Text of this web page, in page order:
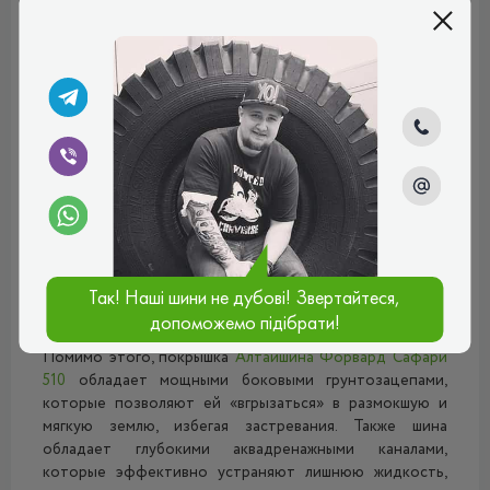
Протекторный рисунок данной модели сложен из
направленных со стороны боковин к центру элементов.
Такое строение обеспечивает прекрасные тягово-
сцепные характеристики и максимальную устойчивость
при совершении поворотов. Помимо этого, протектор
данной модели обладает большим количеством
широких поперечных канавок, которые существенно
повышают сцепные свойства при езде в полном
бездорожье, а также на каменистых поверхностях.
Каждая из таких поперечных канавок имеет разные углы
наклона граней, что позволяет им быстро очищаться от
налипшей грязи, тем самым повышая проходимость и
устраняя возможность возникновения эффекта
Помимо этого, покрышкаАлтайшина Форвард Сафари
510 обладает мощными боковыми грунтозацепами,
которые позволяют ей «вгрызаться» в размокшую и
мягкую землю, избегая застревания. Также шина
обладает глубокими аквадренажными каналами,
которые эффективно устраняют лишнюю жидкость,
Так! Наші шини не дубові! Звертайтеся,
допоможемо підібрати!